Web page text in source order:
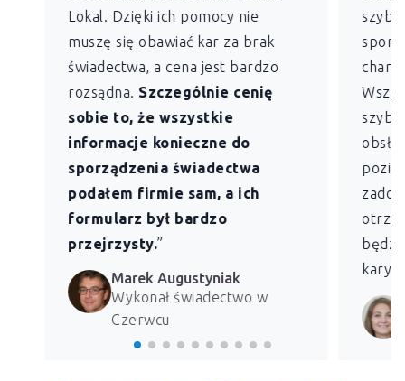
Lokal. Dzięki ich pomocy nie
muszę się obawiać kar za brak
świadectwa, a cena jest bardzo
rozsądna. Szczególnie cenię
sobie to, że wszystkie
informacje konieczne do
sporządzenia świadectwa
podałem firmie sam, a ich
formularz był bardzo
przejrzysty.”
Marek Augustyniak
Wykonał świadectwo w
Czerwcu
kary